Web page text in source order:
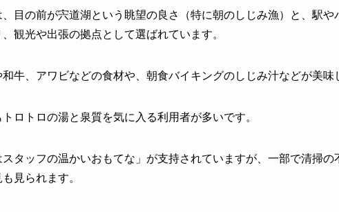
目の前が宍道湖という眺望の良さ（特に朝のしじみ漁）と、駅や
観光や出張の拠点として選ばれています。
牛、アワビなどの食材や、朝食バイキングのしじみ汁などが美味
ロトロの湯と泉質を気に入る利用者が多いです。
タッフの温かいおもてな」が支持されていますが、一部で清掃
見られます。